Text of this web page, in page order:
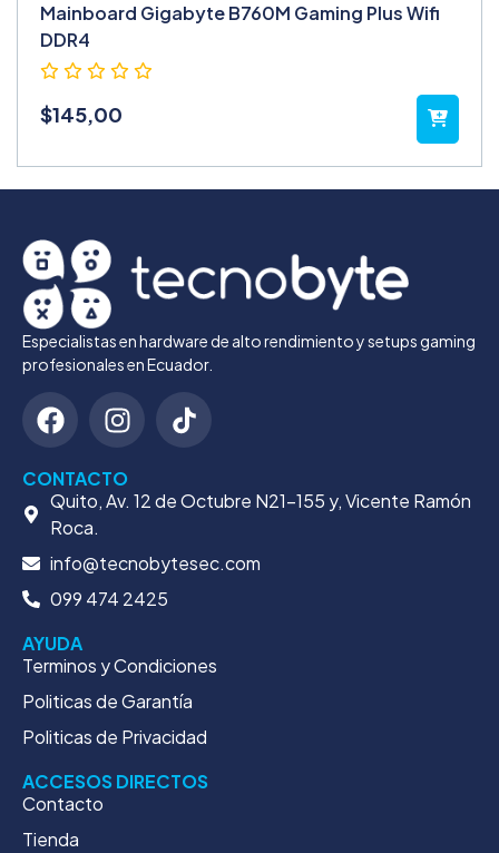
Mainboard Gigabyte B760M Gaming Plus Wifi
DDR4
$145,00
Especialistas en hardware de alto rendimiento y setups gaming
profesionales en Ecuador.
CONTACTO
Quito, Av. 12 de Octubre N21-155 y, Vicente Ramón
Roca.
info@tecnobytesec.com
099 474 2425
AYUDA
Terminos y Condiciones
Politicas de Garantía
Politicas de Privacidad
ACCESOS DIRECTOS
Contacto
Tienda